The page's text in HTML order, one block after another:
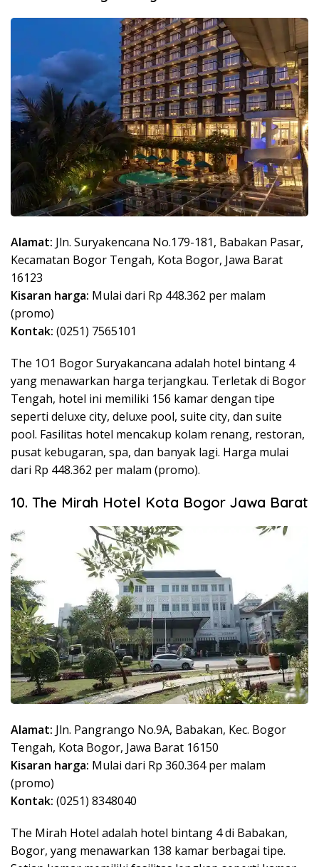
Alamat: Jln. Suryakencana No.179-181, Babakan Pasar,
Kecamatan Bogor Tengah, Kota Bogor, Jawa Barat
16123
Kisaran harga: Mulai dari Rp 448.362 per malam
(promo)
Kontak: (0251) 7565101
The 1O1 Bogor Suryakancana adalah hotel bintang 4
yang menawarkan harga terjangkau. Terletak di Bogor
Tengah, hotel ini memiliki 156 kamar dengan tipe
seperti deluxe city, deluxe pool, suite city, dan suite
pool. Fasilitas hotel mencakup kolam renang, restoran,
pusat kebugaran, spa, dan banyak lagi. Harga mulai
dari Rp 448.362 per malam (promo).
10. The Mirah Hotel Kota Bogor Jawa Barat
Alamat: Jln. Pangrango No.9A, Babakan, Kec. Bogor
Tengah, Kota Bogor, Jawa Barat 16150
Kisaran harga: Mulai dari Rp 360.364 per malam
(promo)
Kontak: (0251) 8348040
The Mirah Hotel adalah hotel bintang 4 di Babakan,
Bogor, yang menawarkan 138 kamar berbagai tipe.